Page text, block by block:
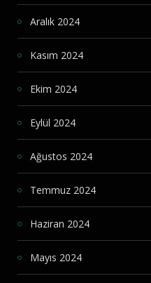
Aralık 2024
Kasım 2024
Ekim 2024
Eylül 2024
Ağustos 2024
Temmuz 2024
Haziran 2024
Mayıs 2024